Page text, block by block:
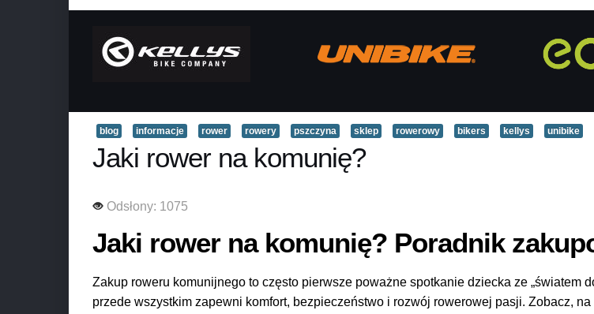
blog informacje rower rowery pszczyna sklep rowerowy bikers kellys unibike
Jaki rower na komunię?
Odsłony: 1075
Jaki rower na komunię? Poradnik
Zakup roweru komunijnego to często pierwsze poważne spotkanie dziecka ze „światem
przede wszystkim zapewni komfort, bezpieczeństwo i rozwój rowerowej pasji. Zobacz,